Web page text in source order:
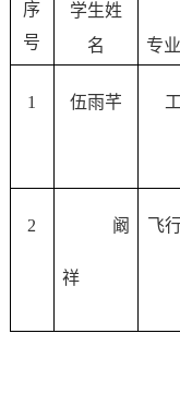
序
号
学生姓
名
专业
1 伍雨芊
2 阚
祥
飞